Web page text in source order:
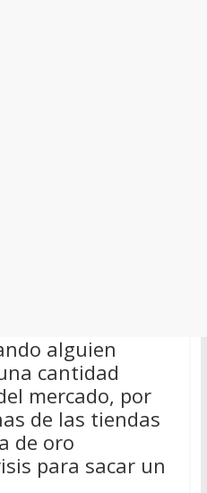
alguien
cantidad
mercado, por
de las tiendas
de oro
para sacar un